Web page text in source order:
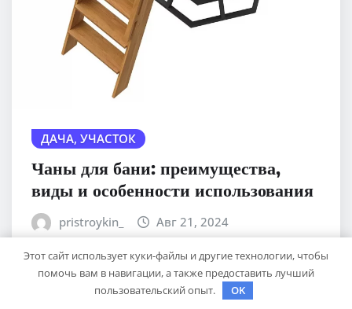
ДАЧА, УЧАСТОК
Чаны для бани: преимущества,
виды и особенности использования
pristroykin_ Авг 21, 2024
Этот сайт использует куки-файлы и другие технологии, чтобы
помочь вам в навигации, а также предоставить лучший
пользовательский опыт.
OK